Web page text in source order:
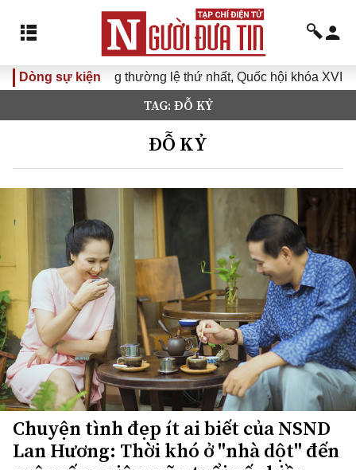
Dòng sự kiện
không thường lệ thứ nhất, Quốc hội khóa XVI Đưa
TAG: ĐỖ KỶ
ĐỖ KỶ
Chuyện tình đẹp ít ai biết của NSND
Lan Hương: Thời khó ở "nhà dột" đến